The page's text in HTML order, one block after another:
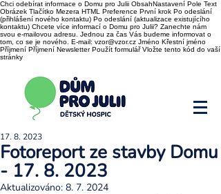
Chci odebírat informace o Domu pro Julii ObsahNastavení Pole Text
Obrázek Tlačítko Mezera HTML Preference První krok Po odeslání
(přihlášení nového kontaktu) Po odeslání (aktualizace existujícího
kontaktu) Chcete více informací o Domu pro Julii? Zanechte nám
svou e-mailovou adresu. Jednou za čas Vás budeme informovat o
tom, co se je nového. E-mail: vzor@vzor.cz Jméno Křestní jméno
Příjmení Příjmení Newsletter Použít formulář Vložte tento kód do vaší
stránky
Fotoreport ze stavby Domu
- 17. 8. 2023
17. 8. 2023
Aktualizováno: 8. 7. 2024